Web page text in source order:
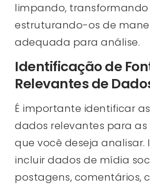
limpando, transformando
estruturando-os de
adequada para análise.
Identificação de
Relevantes de
É importante identificar
dados relevantes para as
que você deseja analisar.
incluir dados de mídia
postagens, comentários,